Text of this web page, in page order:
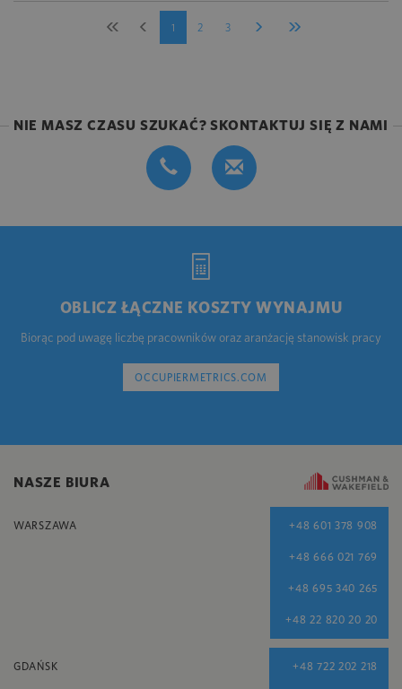
1 2 3
NIE MASZ CZASU SZUKAĆ? SKONTAKTUJ SIĘ Z NAMI
OBLICZ ŁĄCZNE KOSZTY WYNAJMU
Biorąc pod uwagę liczbę pracowników oraz aranżację stanowisk pracy
OCCUPIERMETRICS.COM
NASZE BIURA
WARSZAWA +48 601 378 908
+48 666 021 769
+48 695 340 265
+48 22 820 20 20
GDAŃSK +48 722 202 218